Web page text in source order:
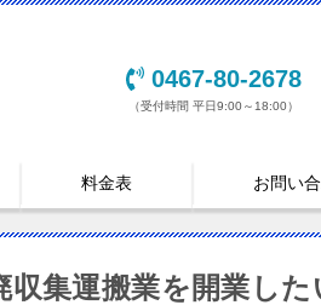
0467-80-2678
（受付時間 平日9:00～18:00）
料金表 お問い
収集運搬業を開業した